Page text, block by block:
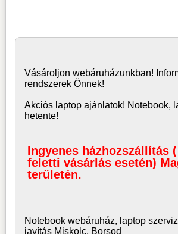
Vásároljon webáruházunkban!
rendszerek Önnek!
Akciós laptop ajánlatok! Notebook,
hetente!
Ingyenes házhozszállítás
feletti vásárlás esetén)
területén.
Notebook webáruház, laptop
javítás Miskolc, Borsod